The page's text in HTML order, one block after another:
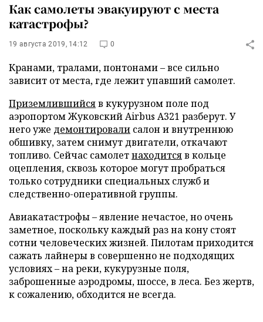
Как самолеты эвакуируют с места
катастрофы?
19 августа 2019, 14:12 0
Кранами, тралами, понтонами – все сильно
зависит от места, где лежит упавший самолет.
Приземлившийсяв кукурузном поле под
аэропортом Жуковский Airbus A321 разберут. У
него уже демонтировали салон и внутреннюю
обшивку, затем снимут двигатели, откачают
топливо. Сейчас самолетнаходитсяв кольце
оцепления, сквозь которое могут пробраться
только сотрудники специальных служб и
следственно-оперативной группы.
Авиакатастрофы – явление нечастое, но очень
заметное, поскольку каждый раз на кону стоят
сотни человеческих жизней. Пилотам приходится
сажать лайнеры в совершенно не подходящих
условиях – на реки, кукурузные поля,
заброшенные аэродромы, шоссе, в леса. Без жертв,
к сожалению, обходится не всегда.